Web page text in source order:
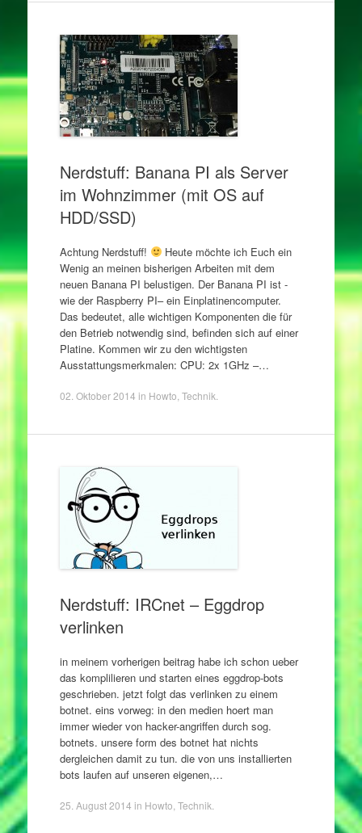
Nerdstuff: Banana PI als Server
im Wohnzimmer (mit OS auf
HDD/SSD)
Achtung Nerdstuff!
Heute möchte ich Euch ein
Wenig an meinen bisherigen Arbeiten mit dem
neuen Banana PI belustigen. Der Banana PI ist -
wie der Raspberry PI– ein Einplatinencomputer.
Das bedeutet, alle wichtigen Komponenten die für
den Betrieb notwendig sind, befinden sich auf einer
Platine. Kommen wir zu den wichtigsten
Ausstattungsmerkmalen: CPU: 2x 1GHz –…
02. Oktober 2014 in Howto Technik
Nerdstuff: IRCnet – Eggdrop
verlinken
in meinem vorherigen beitrag habe ich schon ueber
das komplilieren und starten eines eggdrop-bots
geschrieben. jetzt folgt das verlinken zu einem
botnet. eins vorweg: in den medien hoert man
immer wieder von hacker-angriffen durch sog.
botnets. unsere form des botnet hat nichts
dergleichen damit zu tun. die von uns installierten
bots laufen auf unseren eigenen,…
25. August 2014 in Howto Technik